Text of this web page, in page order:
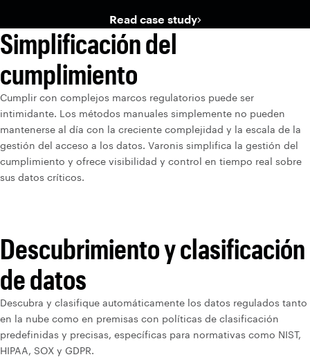
Read case study
Simplificación del
cumplimiento
Cumplir con complejos marcos regulatorios puede ser
intimidante. Los métodos manuales simplemente no pueden
mantenerse al día con la creciente complejidad y la escala de la
gestión del acceso a los datos. Varonis simplifica la gestión del
cumplimiento y ofrece visibilidad y control en tiempo real sobre
sus datos críticos.
Descubrimiento y clasificación
de datos
Descubra y clasifique automáticamente los datos regulados tanto
en la nube como en premisas con políticas de clasificación
predefinidas y precisas, específicas para normativas como NIST,
HIPAA, SOX y GDPR.